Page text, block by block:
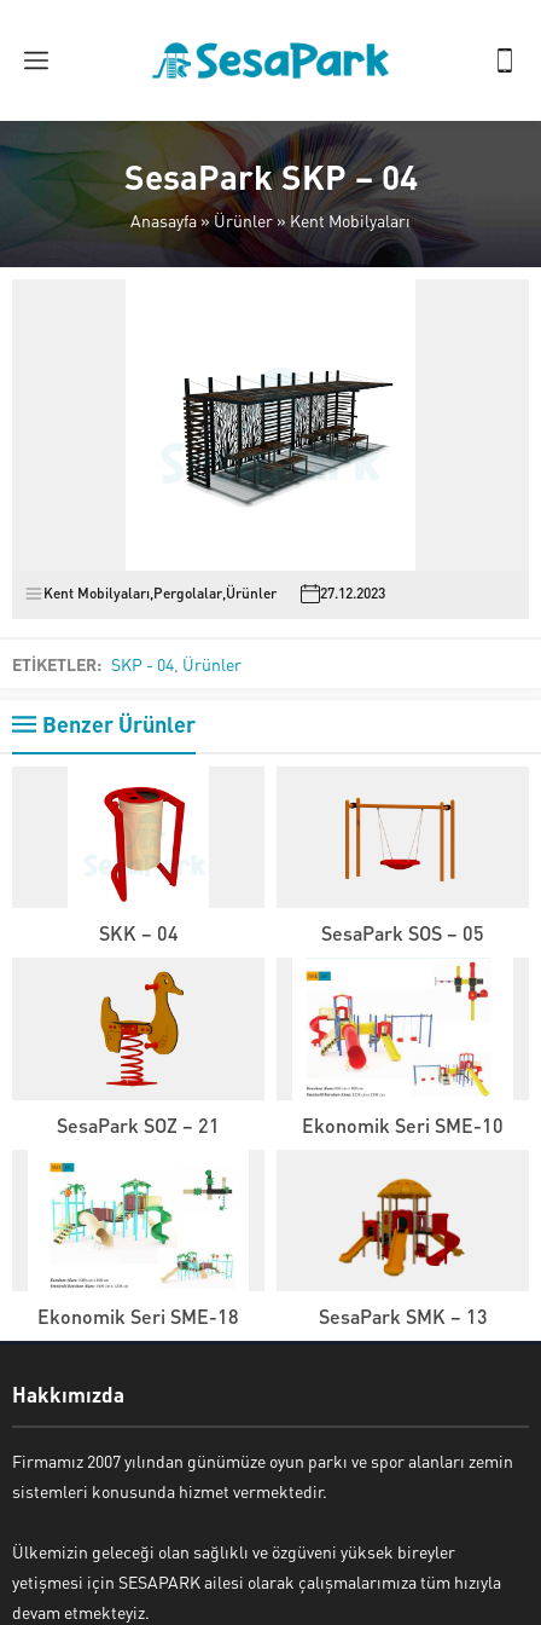
SesaPark SKP – 04
Anasayfa»Ürünler» Kent Mobilyaları
Kent Mobilyaları Pergolalar Ürünler 27.12.2023
ETİKETLER: SKP - 04 Ürünler
Benzer Ürünler
SKK – 04 SesaPark SOS – 05
SesaPark SOZ – 21 Ekonomik Seri SME-10
Ekonomik Seri SME-18 SesaPark SMK – 13
Hakkımızda
Firmamız 2007 yılından günümüze oyun parkı ve spor alanları zemin
sistemleri konusunda hizmet vermektedir.
Ülkemizin geleceği olan sağlıklı ve özgüveni yüksek bireyler
yetişmesi için SESAPARK ailesi olarak çalışmalarımıza tüm hızıyla
devam etmekteyiz.
Cevap Yaz